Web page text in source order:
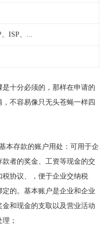
ISP、...
十分必须的，那样在申请的
不容易像只无头苍蝇一样四
本存款的账户用处：可用于企
者的奖金、工资等现金的交
协议、，便于企业交纳税
的。基本账户是企业和企业
和现金的支取以及营业活动
理；